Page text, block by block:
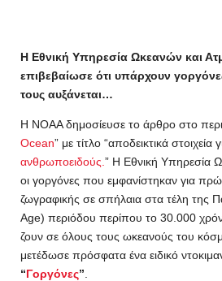
Η Εθνική Υπηρεσία Ωκεανών και
επιβεβαίωσε ότι υπάρχουν
τους αυξάνεται…
Η NOAA δημοσίευσε το άρθρο στο
Ocean” με τίτλο “αποδεικτικά στοιχεία
ανθρωποειδούς. ” Η Εθνική Υπηρεσία
οι γοργόνες που εμφανίστηκαν για
ζωγραφικής σε σπήλαια στα τέλη της
Age) περιόδου περίπου το 30.000
ζουν σε όλους τους ωκεανούς του
μετέδωσε πρόσφατα ένα ειδικό
“Γοργόνες”